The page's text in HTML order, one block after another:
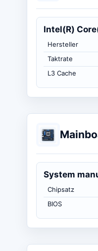
Intel(R)
Hersteller
Taktrate
L3 Cache
System
Chipsatz
BIOS